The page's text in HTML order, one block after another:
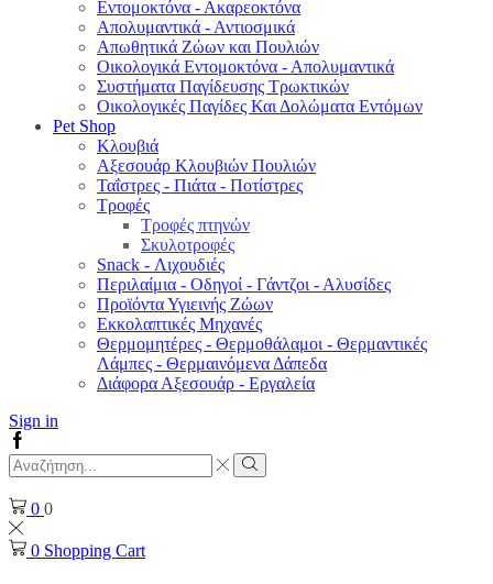
Εντομοκτόνα - Ακαρεοκτόνα
Απολυμαντικά - Αντιοσμικά
Απωθητικά Ζώων και Πουλιών
Οικολογικά Εντομοκτόνα - Απολυμαντικά
Συστήματα Παγίδευσης Τρωκτικών
Οικολογικές Παγίδες Και Δολώματα Εντόμων
Pet Shop
Κλουβιά
Αξεσουάρ Κλουβιών Πουλιών
Ταΐστρες - Πιάτα - Ποτίστρες
Τροφές
Τροφές πτηνών
Σκυλοτροφές
Snack - Λιχουδιές
Περιλαίμια - Οδηγοί - Γάντζοι - Αλυσίδες
Προϊόντα Υγιεινής Ζώων
Εκκολαπτικές Μηχανές
Θερμομητέρες - Θερμοθάλαμοι - Θερμαντικές
Λάμπες - Θερμαινόμενα Δάπεδα
Διάφορα Αξεσουάρ - Εργαλεία
Sign in
Facebook
Search
input
Search
0 0
0 Shopping Cart